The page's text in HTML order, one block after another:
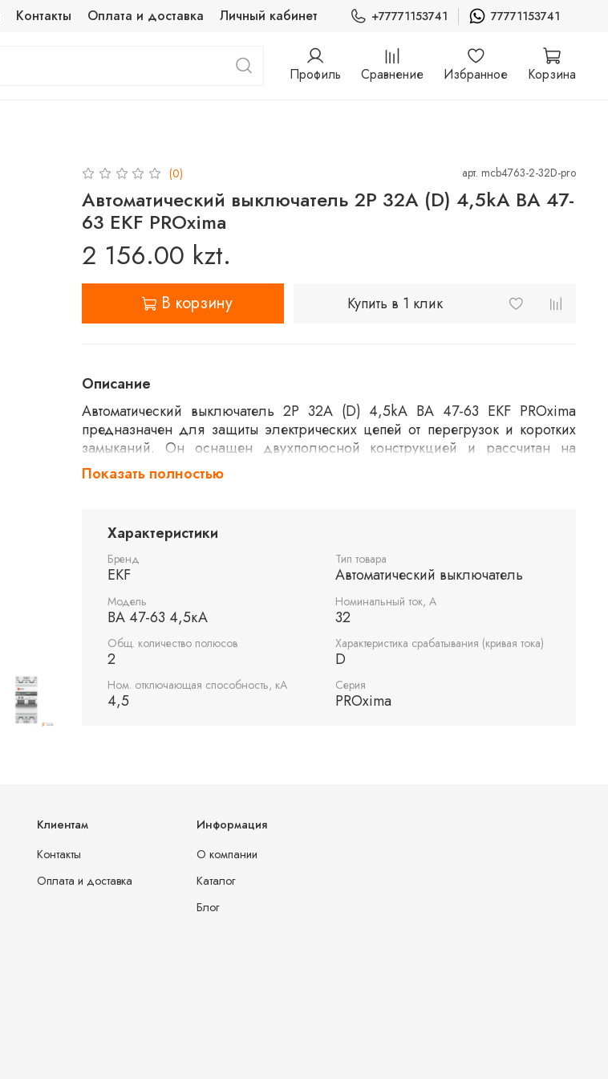
Контакты Оплата и доставка Личный кабинет +77771153741 77771153741
Профиль Сравнение Избранное Корзина
(0) арт. mcb4763-2-32D-pro
Автоматический выключатель 2P 32А (D) 4,5kA ВА 47-
63 EKF PROxima
2 156.00 kzt.
В корзину Купить в 1 клик
Описание
Автоматический выключатель 2P 32А (D) 4,5kA ВА 47-63 EKF PROxima
предназначен для защиты электрических цепей от перегрузок и коротких
замыканий. Он оснащен двухполюсной конструкцией и рассчитан на
номинальный ток 32 ампера. Серия PROxima обеспечивает надежность и
долговечность в эксплуатации, что делает его подходящим для
Показать полностью
Характеристики
Бренд
EKF
Тип товара
Автоматический выключатель
Модель
ВА 47-63 4,5кА
Номинальный ток, А
32
Общ. количество полюсов
2
Характеристика срабатывания (кривая тока)
D
Ном. отключающая способность, кА
4,5
Серия
PROxima
Клиентам
Контакты
Оплата и доставка
Информация
О компании
Каталог
Блог